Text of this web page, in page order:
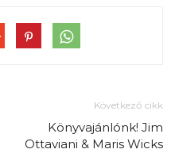
Következő cikk
Könyvajánlónk! Jim
Ottaviani & Maris Wicks